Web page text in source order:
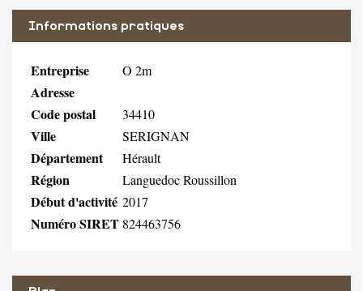
Informations pratiques
Entreprise O 2m
Adresse
Code postal
34410
Ville SERIGNAN
Département Hérault
Région Languedoc Roussillon
Début d'activité 2017
Numéro SIRET 824463756